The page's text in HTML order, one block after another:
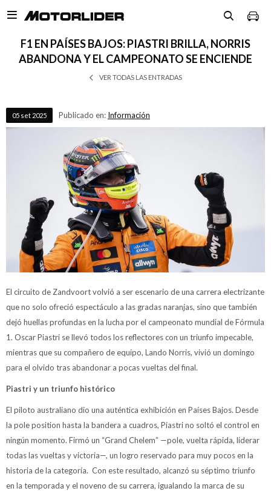

F1 EN PAÍSES BAJOS: PIASTRI BRILLA, NORRIS
ABANDONA Y EL CAMPEONATO SE ENCIENDE
VER TODAS LAS ENTRADAS
05 set 2025 Publicado en: Información
El circuito de Zandvoort volvió a ser escenario de una carrera electrizante
que no solo ofreció espectáculo a las gradas naranjas, sino que también
dejó huellas profundas en la lucha por el campeonato mundial de Fórmula
1. Oscar Piastri se llevó todos los reflectores con un triunfo impecable,
mientras que su compañero de equipo, Lando Norris, vivió un domingo
para el olvido tras abandonar a pocas vueltas del final.
Piastri y un triunfo histórico
El piloto australiano dio una auténtica exhibición en Países Bajos. Desde
la pole position hasta la bandera a cuadros, Piastri no soltó el control en
ningún momento. Firmó un “Grand Chelem” —pole, vuelta rápida, liderar
todas las vueltas y victoria—, un logro reservado para muy pocos en la
historia de la categoría. Con este resultado, alcanzó su séptimo triunfo
en la temporada y el noveno de su carrera, igualando la marca de su